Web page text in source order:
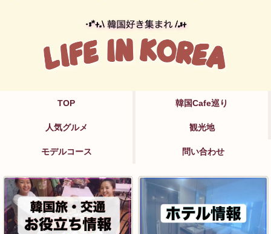
TOP 韓国Cafe巡り
人気グルメ 観光地
モデルコース 問い合わせ